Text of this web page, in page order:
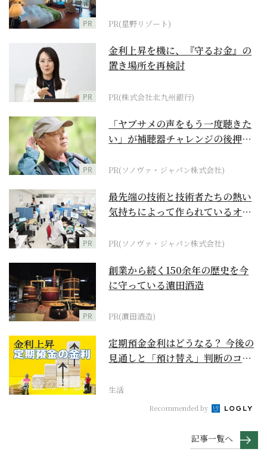
PR PR(星野リゾート)
PR
金利上昇を機に、『守るお金』の
置き場所を再検討
PR(株式会社北九州銀行)
PR
「ヤブサメの声をもう一度聴きた
い」が補聴器チャレンジの後押し
PR(ソノヴァ・ジャパン株式会社)
PR
最先端の技術と技術者たちの熱い
気持ちによって作られているオー
PR(ソノヴァ・ジャパン株式会社)
PR
創業から続く150余年の歴史を今
に守っている濵田酒造
PR(濵田酒造)
定期預金金利はどうなる？ 今後の
見通しと「預け替え」判断のコツ
生活
Recommended by
記事一覧へ